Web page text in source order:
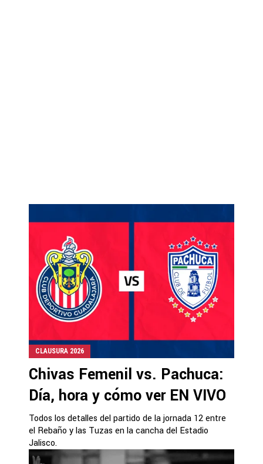
CLAUSURA 2026
Chivas Femenil vs. Pachuca:
Día, hora y cómo ver EN VIVO
Todos los detalles del partido de la jornada 12 entre
el Rebaño y las Tuzas en la cancha del Estadio
Jalisco.